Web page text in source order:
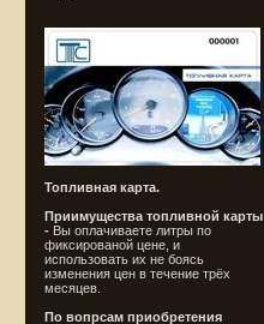
Топливная карта.
Приимущества топливной карты
- Вы оплачиваете литры по
фиксированой цене, и
использовать их не боясь
изменения цен в течение трёх
месяцев.
По вопрсам приобретения